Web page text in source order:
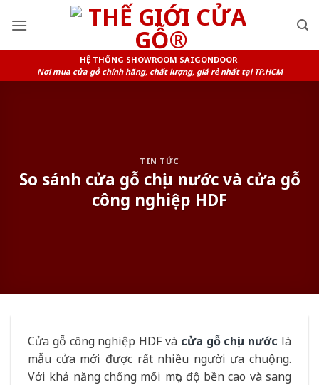
HỆ THỐNG SHOWROOM SAIGONDOOR
Nơi mua cửa gỗ chính hãng, chất lượng, giá rẻ nhất tại TP.HCM
TIN TỨC
So sánh cửa gỗ chịu nước và cửa gỗ
công nghiệp HDF
Cửa gỗ công nghiệp HDF và cửa gỗ chịu nước là
mẫu cửa mới được rất nhiều người ưa chuộng.
Với khả năng chống mối mọt, độ bền cao và sang